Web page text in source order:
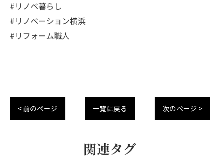
#リノベ暮らし
#リノベーション横浜
#リフォーム職人
< 前のページ 一覧に戻る 次のページ >
関連タグ